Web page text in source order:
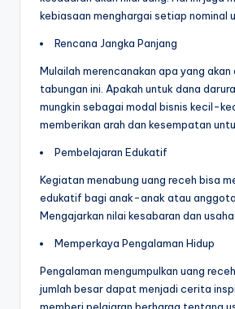
kebiasaan menghargai setiap nominal
Rencana Jangka Panjang
Mulailah merencanakan apa yang akan
tabungan ini. Apakah untuk dana
mungkin sebagai modal bisnis kecil-
memberikan arah dan kesempatan
Pembelajaran Edukatif
Kegiatan menabung uang receh bisa
edukatif bagi anak-anak atau anggota
Mengajarkan nilai kesabaran dan
Memperkaya Pengalaman Hidup
Pengalaman mengumpulkan uang
jumlah besar dapat menjadi cerita